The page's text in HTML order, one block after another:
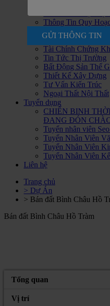
Phân Tích Nhận
Thông Tin Quy
Chính Sách Quản Lý
Phong Thủy Ứng
Tài Chính Chứng
Tin Tức Thị Trường
Bất Động Sản Thế
Thiết Kế Xây Dựng
Tư Vấn Kiến Trúc
Ngoại Thất Nội Thất
Tuyển dụng
CHIẾN BINH
ĐANG ĐÓN
Tuyển nhân viên
Tuyển Nhân Viên
Tuyển Nhân Viên
Tuyển Nhân Viên
Liên hệ
Trang chủ
> Dự Án
> Bán đất Bình Châu Hồ
Bán đất Bình Châu Hồ Tràm
Tổng quan
Vị trí
GỬI THÔNG TIN